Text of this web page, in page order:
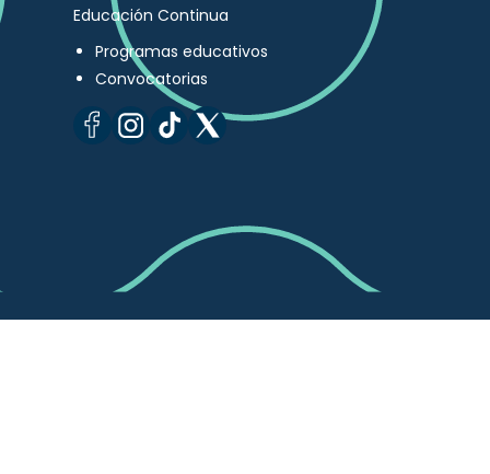
Educación Continua
Programas educativos
Convocatorias